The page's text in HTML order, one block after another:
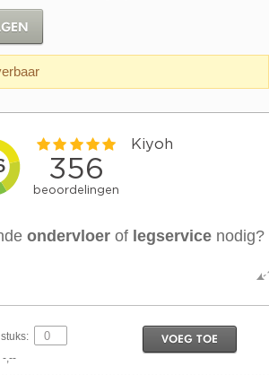
ondervloer of legservice nodig?
-,--
VOEG TOE